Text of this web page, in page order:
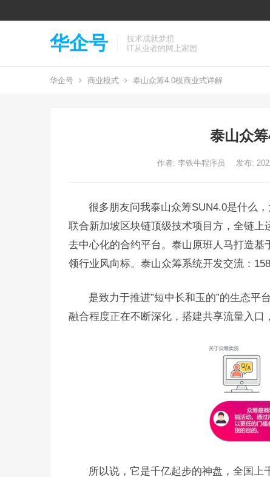
华企号
技术成就梦想
IT从业者的网上家园
华企号 商业模式 泰山众筹4.0模商业式详解
泰山众
作者: 李铁牛程序员 发布:
很多朋友问我泰山众筹SUN4.0是什么
联合新加坡区块链顶级技术项目方，全链
去中心化的合约平台。泰山原班人马打造基
领行业风向标。泰山众筹系统开发交流：
是致力于推进”短中长和玉的”的生态平
融合程度正在不断深化，搭建共享流量入
所以说，它是千亿起步的神盘，全国